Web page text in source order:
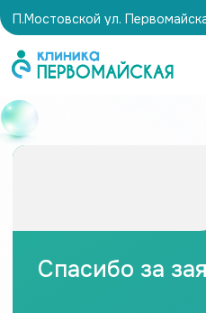
П.Мостовской ул. Первомайская 119
Мы получили вашу заявку и уже
вами, чтобы уточнить детали и
подтвердить запись.